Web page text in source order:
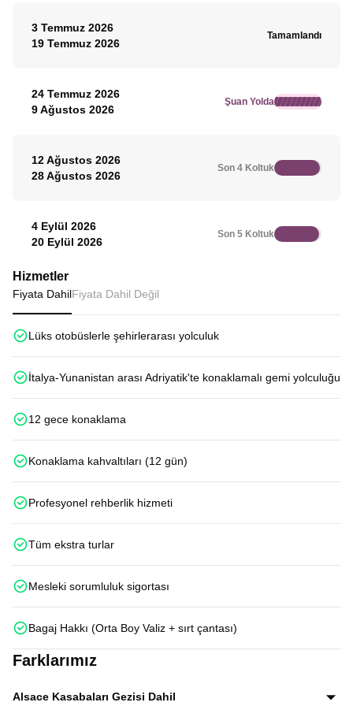
3 Temmuz 2026
19 Temmuz 2026
Tamamlandı
24 Temmuz 2026
9 Ağustos 2026
Şuan Yolda
12 Ağustos 2026
28 Ağustos 2026
Son 4 Koltuk
4 Eylül 2026
20 Eylül 2026
Son 5 Koltuk
Hizmetler
Fiyata DahilFiyata Dahil Değil
Lüks otobüslerle şehirlerarası yolculuk
İtalya-Yunanistan arası Adriyatik'te konaklamalı gemi yolculuğu
12 gece konaklama
Konaklama kahvaltıları (12 gün)
Profesyonel rehberlik hizmeti
Tüm ekstra turlar
Mesleki sorumluluk sigortası
Bagaj Hakkı (Orta Boy Valiz + sırt çantası)
Farklarımız
Alsace Kasabaları Gezisi Dahil